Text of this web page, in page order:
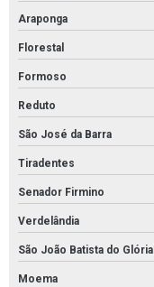
Araponga
Florestal
Formoso
Reduto
São José da Barra
Tiradentes
Senador Firmino
Verdelândia
São João Batista do Glória
Moema